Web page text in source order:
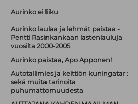
Aurinko ei liiku
Aurinko laulaa ja lehmät paistaa -
Pentti Rasinkankaan lastenlauluja
vuosilta 2000-2005
Aurinko paistaa, Apo Apponen!
Autotallimies ja keittiön kuningatar :
sekä muita tarinoita
puhumattomuudesta